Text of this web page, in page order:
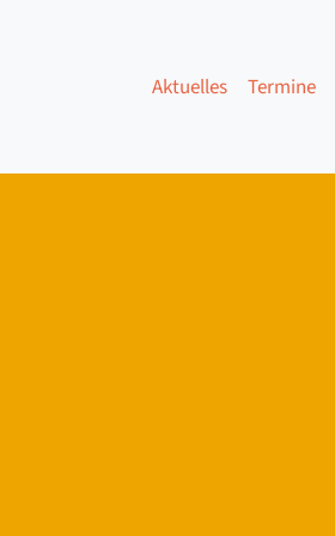
Aktuelles Termine